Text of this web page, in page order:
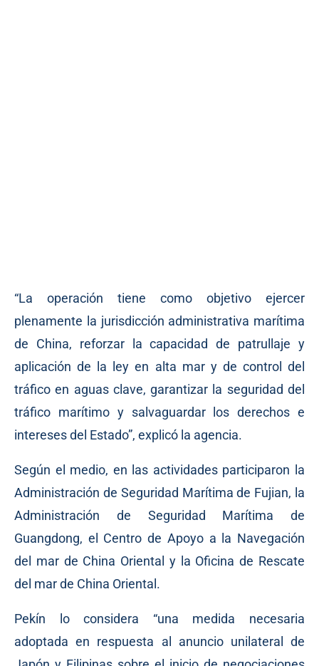
“La operación tiene como objetivo ejercer
plenamente la jurisdicción administrativa marítima
de China, reforzar la capacidad de patrullaje y
aplicación de la ley en alta mar y de control del
tráfico en aguas clave, garantizar la seguridad del
tráfico marítimo y salvaguardar los derechos e
intereses del Estado”, explicó la agencia.
Según el medio, en las actividades participaron la
Administración de Seguridad Marítima de Fujian, la
Administración de Seguridad Marítima de
Guangdong, el Centro de Apoyo a la Navegación
del mar de China Oriental y la Oficina de Rescate
del mar de China Oriental.
Pekín lo considera “una medida necesaria
adoptada en respuesta al anuncio unilateral de